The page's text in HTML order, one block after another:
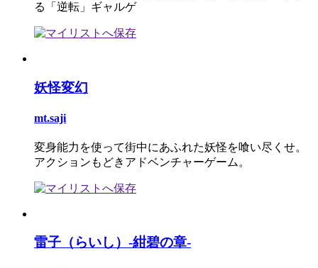
る「逆転」ギャルゲ
妖怪変幻
mt.saji
変身能力を使って街中にあふれた妖怪を喰い尽くせ。
アクションもどきアドベンチャーゲーム。
雷子（らいし）-紺碧の章-